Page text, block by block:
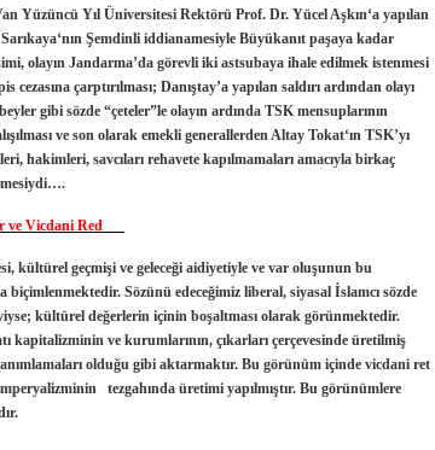
Yüzüncü Yıl Üniversitesi Rektörü Prof. Dr. Yücel Aşkın‘a yapılan
‘nın Şemdinli iddianamesiyle Büyükanıt paşaya kadar
olayın Jandarma’da görevli iki astsubaya ihale edilmek istenmesi
cezasına çarptırılması; Danıştay’a yapılan saldırı ardından olayı
gibi sözde “çeteler”le olayın ardında TSK mensuplarının
ve son olarak emekli generallerdenAltay Tokat‘ın TSK’yı
hakimleri, savcıları rehavete kapılmamaları amacıyla birkaç
ve Vicdani Red
geçmişi ve geleceği aidiyetiyle ve var oluşunun bu
biçimlenmektedir. Sözünü edeceğimiz liberal, siyasal İslamcı sözde
kültürel değerlerin içinin boşaltması olarak görünmektedir.
kapitalizminin ve kurumlarının, çıkarları çerçevesinde üretilmiş
olduğu gibi aktarmaktır. Bu görünüm içinde vicdani ret
tezgahında üretimi yapılmıştır. Bu görünümlere